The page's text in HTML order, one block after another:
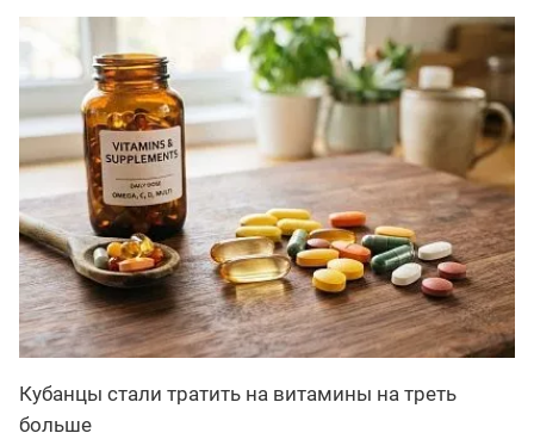
Кубанцы стали тратить на витамины на треть
больше